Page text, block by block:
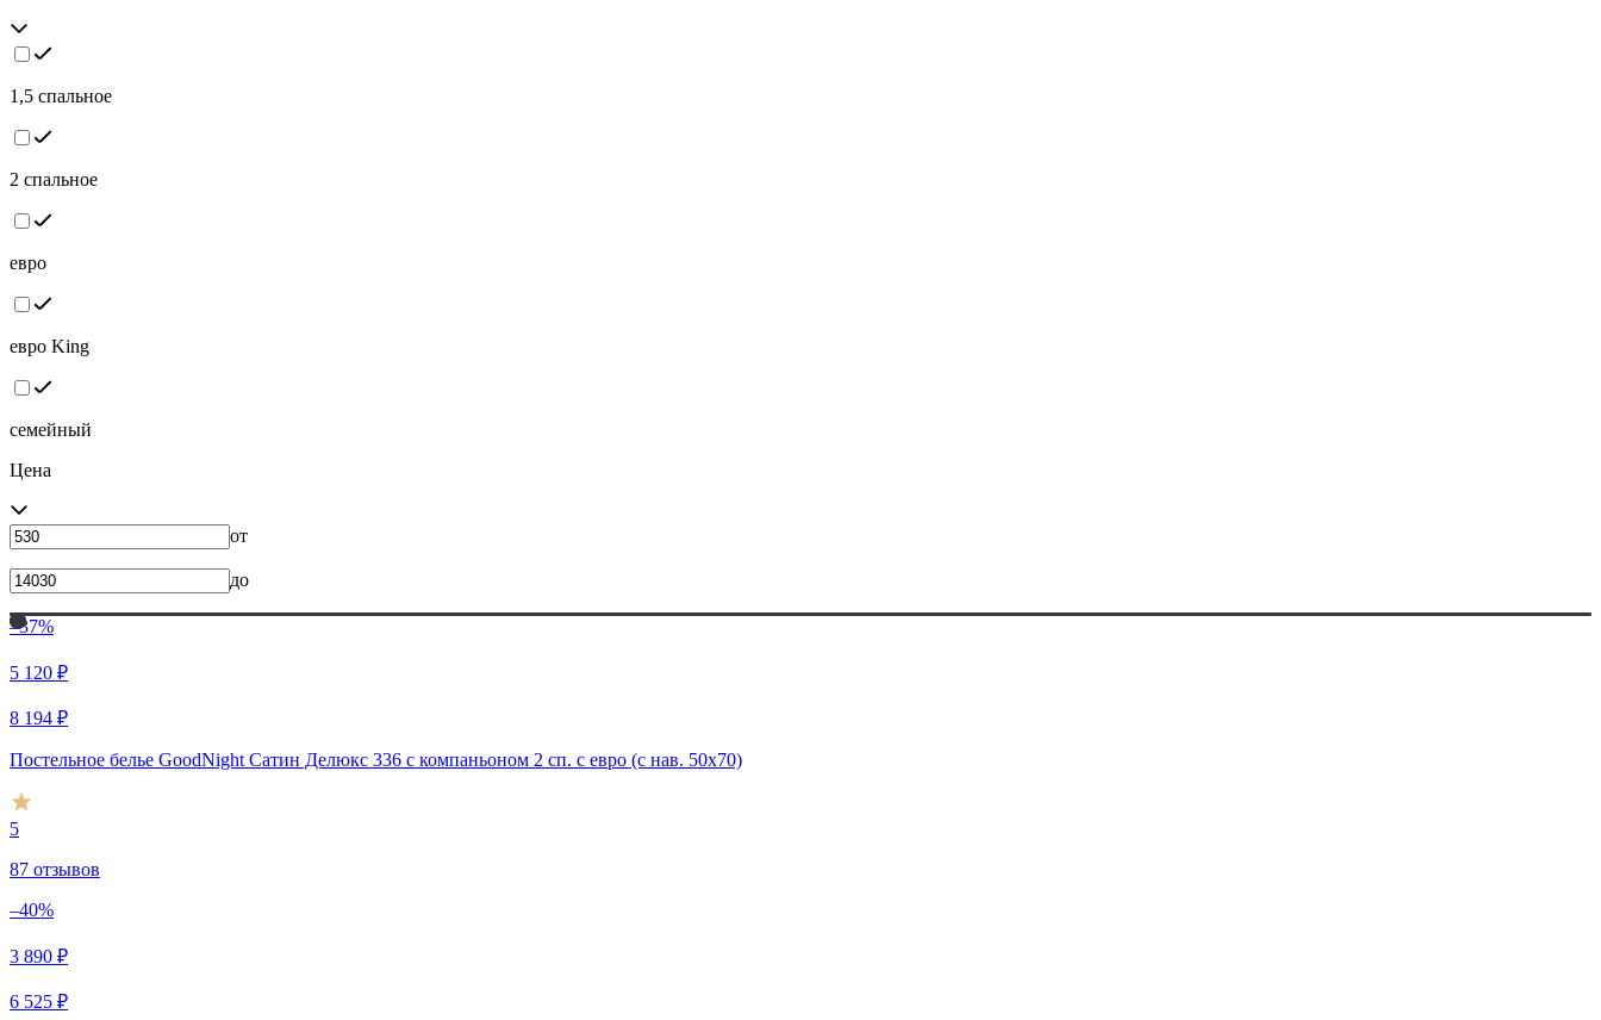
1,5 спальное
2 спальное
евро
евро King
семейный
Цена
от
до
–37%
5 120 ₽
8 194 ₽
Постельное белье GoodNight Сатин Делюкс 336 с компаньоном 2 сп. с евро (с нав. 50х70)
5
87 отзывов
–40%
3 890 ₽
6 525 ₽